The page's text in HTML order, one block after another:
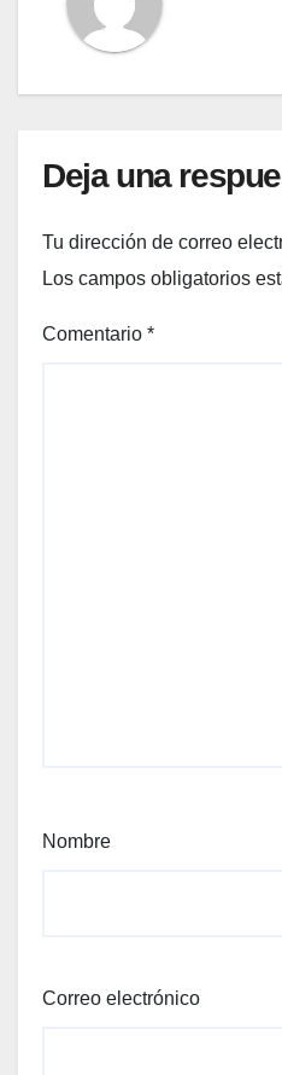
Deja una
Tu dirección de correo
Los campos obligatorios
Comentario *
Nombre
Correo electrónico